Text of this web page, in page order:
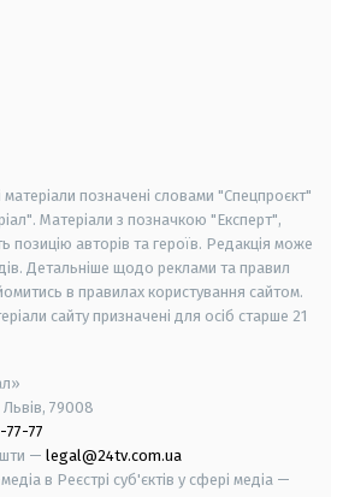
матеріали позначені словами "Спецпроєкт"
Матеріали з позначкою "Експерт",
позицію авторів та героїв. Редакція може
Детальніше щодо реклами та правил
в правилах користування сайтом.
сайту призначені для осіб старше 21
79008
77
— legal@24tv.com.ua
в Реєстрі суб'єктів у сфері медіа —